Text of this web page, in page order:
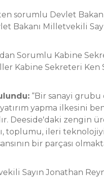
sorumlu Devlet
Bakanı Milletvekili
Sorumlu Kabine
Kabine Sekreteri Ken
“Bir sanayi grubu
yapma ilkesini
Deeside'daki zengin
toplumu, ileri teknolojiyi
bir parçası
Sayın Jonathan